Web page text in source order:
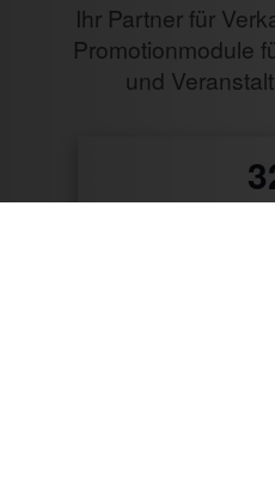
Ihr Partner für
Promotionmodule
und
Jahre